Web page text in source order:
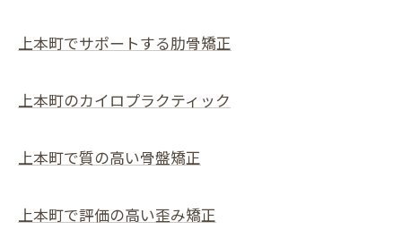
上本町でサポートする肋骨矯正
上本町のカイロプラクティック
上本町で質の高い骨盤矯正
上本町で評価の高い歪み矯正